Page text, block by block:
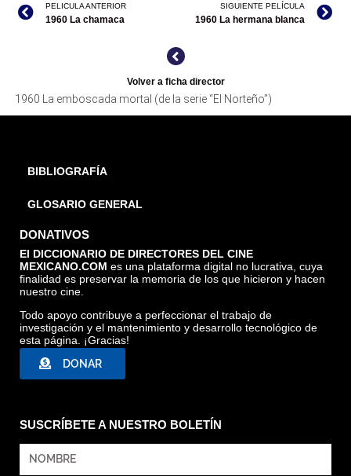
LA EMBOSCADA MORTAL (DE LA SERIE “EL NORTEÑO”),
ARCHIVO IMCINE
PELICULA ANTERIOR
1960 La chamaca
SIGUIENTE PELÍCULA
1960 La hermana blanca
Volver a ficha director
1960 La emboscada mortal (de la serie “El Norteño”)
BIBLIOGRAFÍA
GLOSARIO GENERAL
DONATIVOS
El DICCIONARIO DE DIRECTORES DEL CINE
MEXICANO.COM es una plataforma digital no lucrativa, cuya
finalidad es preservar la memoria de los que hicieron y hacen
nuestro cine.
Todo apoyo contribuye a perfeccionar el trabajo de
investigación y el mantenimiento y desarrollo tecnológico de
esta página. ¡Gracias!
DONAR
SUSCRÍBETE A NUESTRO BOLETÍN